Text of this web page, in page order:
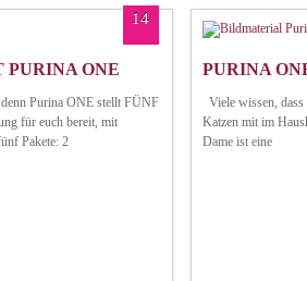
14
PURINA ONE
Purina ONE stellt FÜNF
für euch bereit, mit
Pakete: 2
PURINA
Viele wissen,
Katzen mit im
Dame ist eine